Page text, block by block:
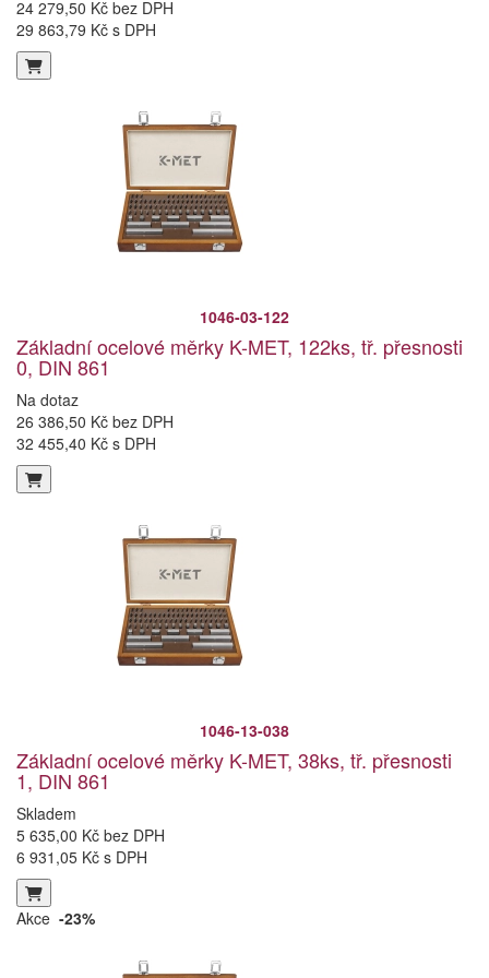
24 279,50 Kč bez DPH
29 863,79 Kč s DPH
1046-03-122
Základní ocelové měrky K-MET, 122ks, tř. přesnosti
0, DIN 861
Na dotaz
26 386,50 Kč bez DPH
32 455,40 Kč s DPH
1046-13-038
Základní ocelové měrky K-MET, 38ks, tř. přesnosti
1, DIN 861
Skladem
5 635,00 Kč bez DPH
6 931,05 Kč s DPH
Akce -23%